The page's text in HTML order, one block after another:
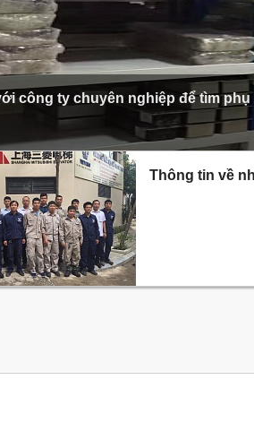
công ty chuyên nghiệp để tìm
Thông tin về